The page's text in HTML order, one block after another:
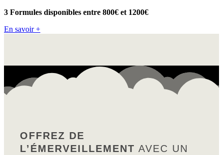
3 Formules disponibles entre 800€ et 1200€
En savoir +
OFFREZ DE
L’ÉMERVEILLEMENT AVEC UN